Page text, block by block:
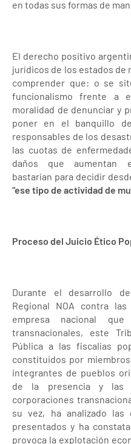
en todas sus formas de
El derecho positivo
jurídicos de los estados
comprender que: o se
funcionalismo frente a
moralidad de denunciar y
poner en el banquillo
responsables de los
las cuotas de
daños que aumentan
bastarían para decidir
“ese tipo de actividad de
Proceso del Juicio Ético
Durante el desarrollo
Regional NOA contra
empresa nacional
transnacionales, este
Pública a las fiscalías
constituidos por
integrantes de pueblos
de la presencia y las
corporaciones
su vez, ha analizado las
presentados y ha
provoca la explotación